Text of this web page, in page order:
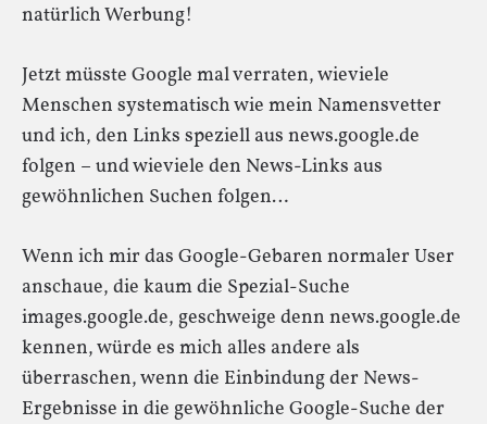
natürlich Werbung!
Jetzt müsste Google mal verraten, wieviele
Menschen systematisch wie mein Namensvetter
und ich, den Links speziell aus news.google.de
folgen – und wieviele den News-Links aus
gewöhnlichen Suchen folgen…
Wenn ich mir das Google-Gebaren normaler User
anschaue, die kaum die Spezial-Suche
images.google.de, geschweige denn news.google.de
kennen, würde es mich alles andere als
überraschen, wenn die Einbindung der News-
Ergebnisse in die gewöhnliche Google-Suche der